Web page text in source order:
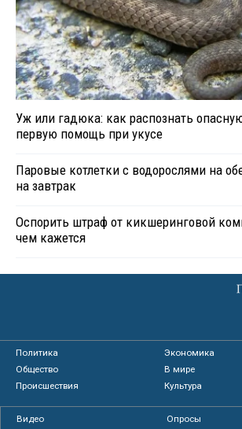
Уж или гадюка: как распознать
первую помощь при укусе
Паровые котлетки с водорослями на
на завтрак
Оспорить штраф от кикшеринговой
чем кажется
Политика
Экономика
Общество
В мире
Происшествия
Культура
Видео
Опросы